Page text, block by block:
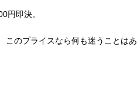
円即決。
このプライスなら何も迷うことはあ